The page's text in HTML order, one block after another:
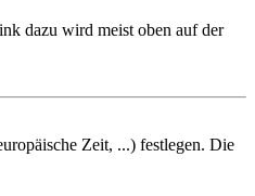
dazu wird meist oben auf der
Zeit, ...) festlegen. Die